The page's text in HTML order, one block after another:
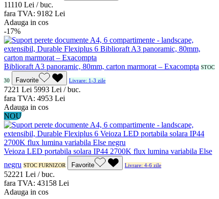
11110 Lei / buc.
fara TVA: 9182 Lei
Adauga in cos
-17%
Biblioraft A3 panoramic, 80mm, carton marmorat – Exacompta STOC
30 Favorite Livrare: 1-3 zile
7221 Lei 5993 Lei / buc.
fara TVA: 4953 Lei
Adauga in cos
NOU
Veioza LED portabila solara IP44 2700K flux lumina variabila Else
negru STOC FURNIZOR Favorite Livrare: 4-6 zile
52221 Lei / buc.
fara TVA: 431 58 Lei
Adauga in cos